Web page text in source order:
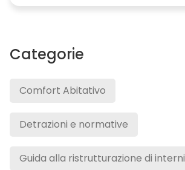
Categorie
Comfort Abitativo
Detrazioni e normative
Guida alla ristrutturazione di interni